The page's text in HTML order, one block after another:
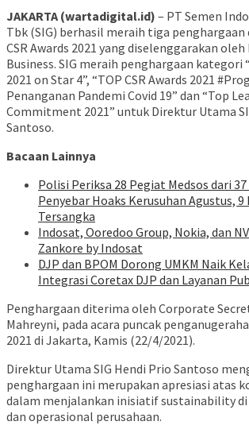
JAKARTA (wartadigital.id) – PT Semen
Tbk (SIG) berhasil meraih tiga penghargaan
CSR Awards 2021 yang diselenggarakan
Business. SIG meraih penghargaan kategori
2021 on Star 4”, “TOP CSR Awards 2021
Penanganan Pandemi Covid 19” dan “Top
Commitment 2021” untuk Direktur Utama
Santoso.
Bacaan Lainnya
Polisi Periksa 28 Pegiat Medsos dari 37
Penyebar Hoaks Kerusuhan Agustus,
Tersangka
Indosat, Ooredoo Group, Nokia, dan
Zankore by Indosat
DJP dan BPOM Dorong UMKM Naik
Integrasi Coretax DJP dan Layanan
Penghargaan diterima oleh Corporate
Mahreyni, pada acara puncak
2021 di Jakarta, Kamis (22/4/2021).
Direktur Utama SIG Hendi Prio Santoso
penghargaan ini merupakan apresiasi atas
dalam menjalankan inisiatif sustainability
dan operasional perusahaan.